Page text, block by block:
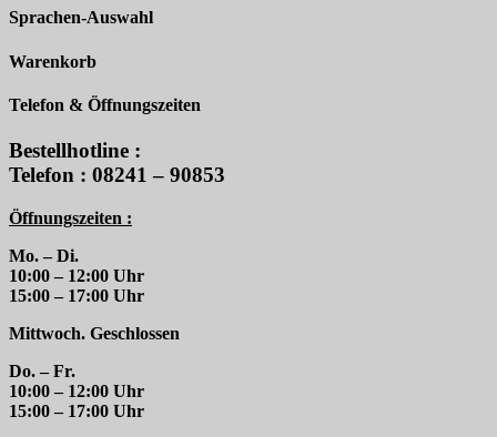
Sprachen-Auswahl
Warenkorb
Telefon & Öffnungszeiten
Bestellhotline :
Telefon : 08241 – 90853
Öffnungszeiten :
Mo. – Di.
10:00 – 12:00 Uhr
15:00 – 17:00 Uhr
Mittwoch. Geschlossen
Do. – Fr.
10:00 – 12:00 Uhr
15:00 – 17:00 Uhr